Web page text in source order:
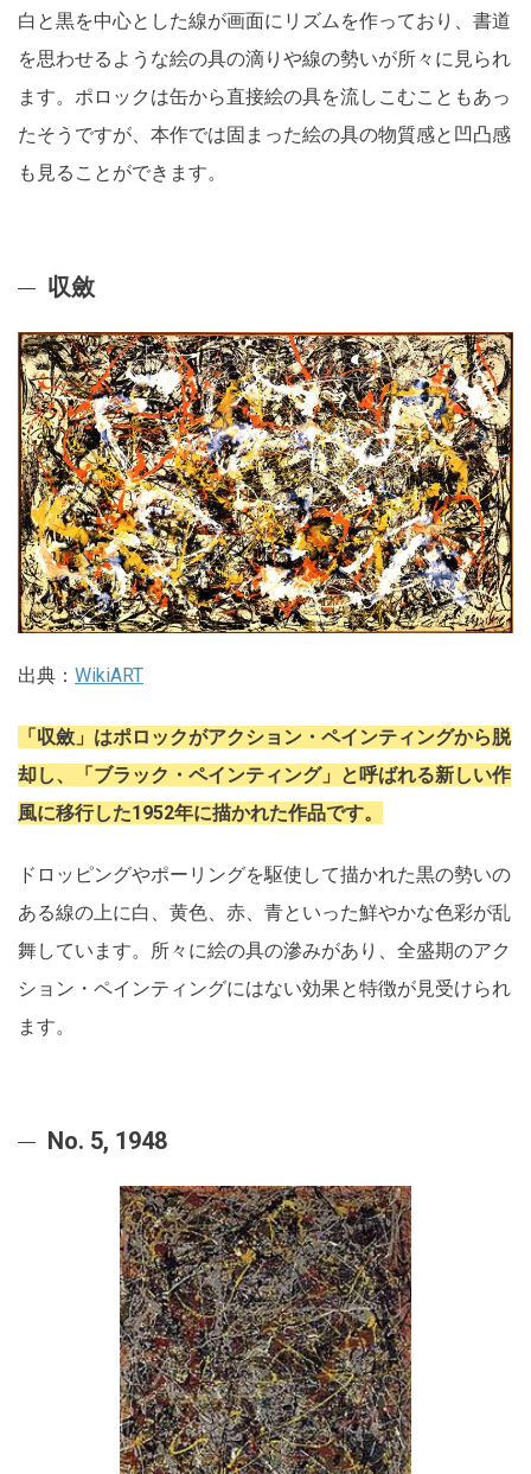
白と黒を中心とした線が画面にリズムを作っており、書道
を思わせるような絵の具の滴りや線の勢いが所々に見られ
ます。ポロックは缶から直接絵の具を流しこむこともあっ
たそうですが、本作では固まった絵の具の物質感と凹凸感
も見ることができます。
収斂
出典： WikiART
「収斂」はポロックがアクション・ペインティングから脱
却し、「ブラック・ペインティング」と呼ばれる新しい作
風に移行した1952年に描かれた作品です。
ドロッピングやポーリングを駆使して描かれた黒の勢いの
ある線の上に白、黄色、赤、青といった鮮やかな色彩が乱
舞しています。所々に絵の具の滲みがあり、全盛期のアク
ション・ペインティングにはない効果と特徴が見受けられ
ます。
No. 5, 1948